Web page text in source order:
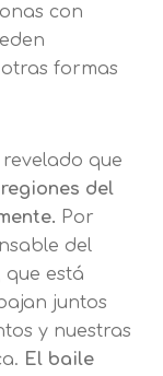
con
formas
que
del
Por
del
que está
juntos
y nuestras
El baile